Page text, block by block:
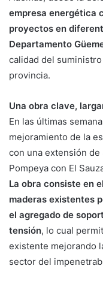
empresa energética
proyectos en
Departamento
calidad del
provincia.
Una obra clave,
En las últimas
mejoramiento de la
con una extensión
Pompeya con El
La obra consiste en
maderas existentes
el agregado de
tensión, lo cual
existente mejorando
sector del